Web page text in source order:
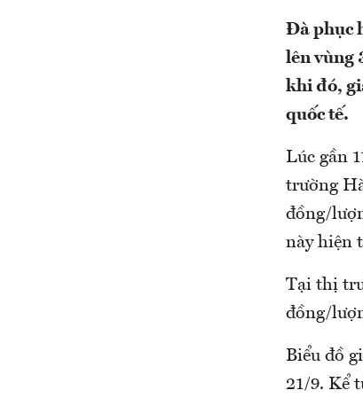
Đà phục
lên vùng
khi đó,
quốc tế.
Lúc gần
trường
đồng/
này hiện
Tại thị
đồng/
Biểu đồ
21/9. Kể